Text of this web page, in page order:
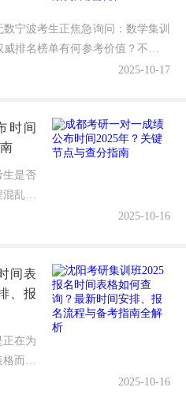
宁波考生正焦急询问：数学集训
排名榜单有何参考价值？不同机
需求？今天我结合最新市...2025-10-17
时间
生是否
混乱而
2025-10-16
间表
、报
正在为
格而焦
2025-10-16